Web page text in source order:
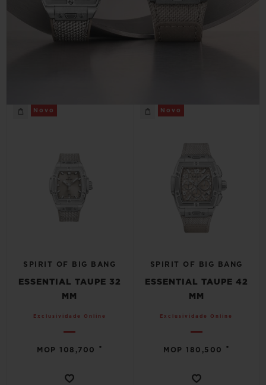
Novo
SPIRIT OF BIG BANG
ESSENTIAL TAUPE 32
MM
Exclusividade Online
MOP 108,700 •
Novo
SPIRIT OF BIG BANG
ESSENTIAL TAUPE 42
MM
Exclusividade Online
MOP 180,500 •
ENCONTRAR UMA